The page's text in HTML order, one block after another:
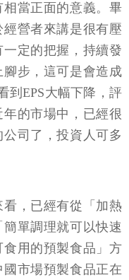
當正面的意義。畢
營者來講是很有壓
定的把握，持續發
步，這可是會造成
到EPS大幅下降，評
的市場中，已經很
司了，投資人可多
，已經有從「加熱
單調理就可以快速
用的預製食品」方
市場預製食品正在